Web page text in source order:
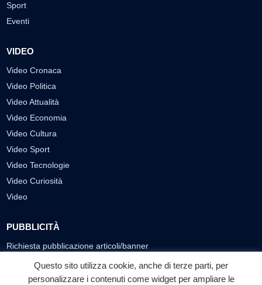
Sport
Eventi
VIDEO
Video Cronaca
Video Politica
Video Attualità
Video Economia
Video Cultura
Video Sport
Video Tecnologie
Video Curiosità
Video
PUBBLICITÀ
Richiesta pubblicazione articoli/banner
SEGUICI SUI SOCIAL
Questo sito utilizza cookie, anche di terze parti, per
personalizzare i contenuti come widget per ampliare le